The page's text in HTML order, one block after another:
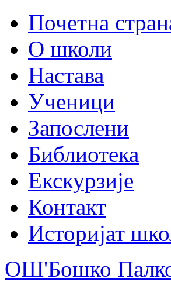
Почетна
О школи
Настава
Ученици
Запослени
Библиотека
Екскурзије
Контакт
Историјат
ОШ'Бошко